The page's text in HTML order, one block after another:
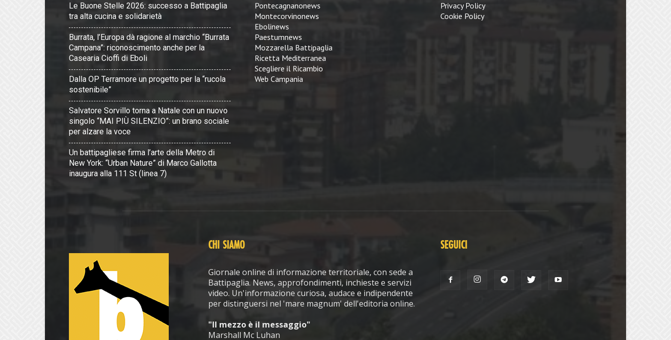
Le Buone Stelle 2026: successo a Battipaglia
tra alta cucina e solidarietà
Burrata, l’Europa dà ragione al marchio “Burrata
Campana”: riconoscimento anche per la
Casearia Cioffi di Eboli
Dalla OP Terramore un progetto per la “rucola
sostenibile”
Salvatore Sorvillo torna a Natale con un nuovo
singolo “MAI PIÙ SILENZIO”: un brano sociale
per alzare la voce
Un battipagliese firma l’arte della Metro di
New York: “Urban Nature” di Marco Gallotta
inaugura alla 111 St (linea 7)
Pontecagnanonews
Montecorvinonews
Ebolinews
Paestumnews
Mozzarella Battipaglia
Ricetta Mediterranea
Scegliere il Ricambio
Web Campania
Privacy Policy
Cookie Policy
CHI SIAMO
Giornale online di informazione territoriale, con sede a
Battipaglia. News, approfondimenti, inchieste e servizi
video. Un'informazione curiosa, audace e indipendente
per distinguersi nel 'mare magnum' dell'editoria online.
"Il mezzo è il messaggio"
Marshall Mc Luhan
SEGUICI